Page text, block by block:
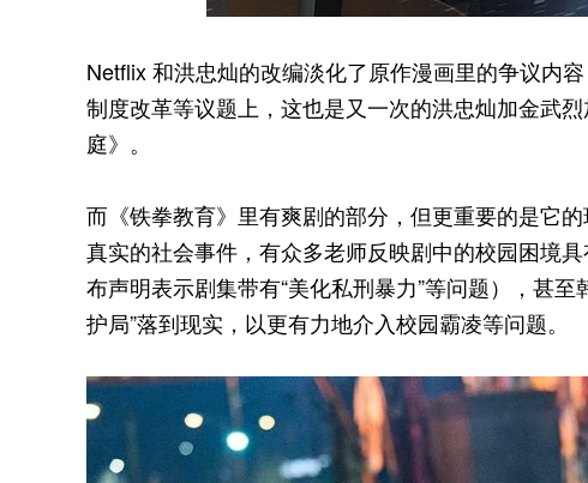
Netflix 和洪忠灿的改编淡化了原作漫画里的争议内
制度改革等议题上，这也是又一次的洪忠灿加金武
庭》。
而《铁拳教育》里有爽剧的部分，但更重要的是它
真实的社会事件，有众多老师反映剧中的校园困境
布声明表示剧集带有“美化私刑暴力”等问题），甚
护局”落到现实，以更有力地介入校园霸凌等问题。